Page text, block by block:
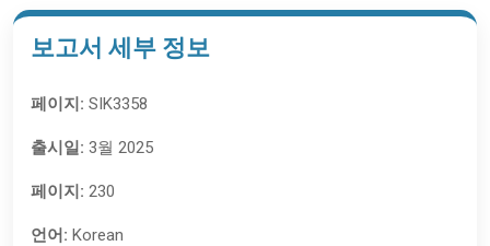
보고서 세부 정보
페이지: SIK3358
출시일: 3월 2025
페이지: 230
언어: Korean